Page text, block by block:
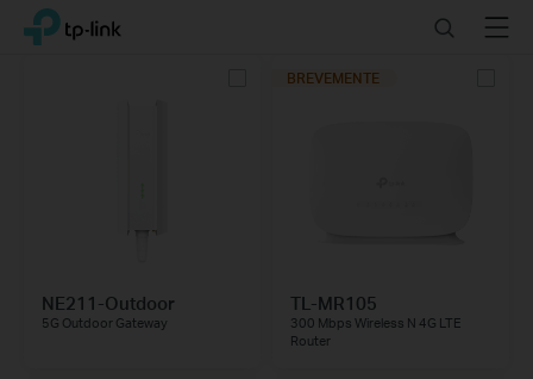
ClickTP-Link, Reliably Smart SearchMenu
NE211-Outdoor
5G Outdoor Gateway
BREVEMENTE
TL-MR105
300 Mbps Wireless N 4G LTE
Router